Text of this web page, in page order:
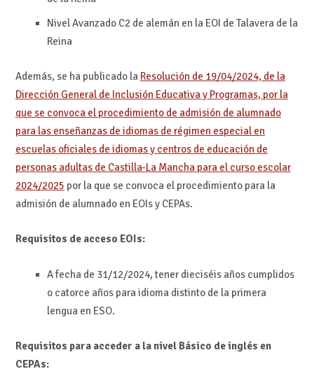
Nivel Avanzado C2 de alemán en la EOI de Talavera de la
Reina
Además, se ha publicado la Resolución de 19/04/2024, de la
Dirección General de Inclusión Educativa y Programas, por la
que se convoca el procedimiento de admisión de alumnado
para las enseñanzas de idiomas de régimen especial en
escuelas oficiales de idiomas y centros de educación de
personas adultas de Castilla-La Mancha para el curso escolar
2024/2025 por la que se convoca el procedimiento para la
admisión de alumnado en EOIs y CEPAs.
Requisitos de acceso EOIs:
A fecha de 31/12/2024, tener dieciséis años cumplidos
o catorce años para idioma distinto de la primera
lengua en ESO.
Requisitos para acceder a la nivel Básico de inglés en
CEPAs: